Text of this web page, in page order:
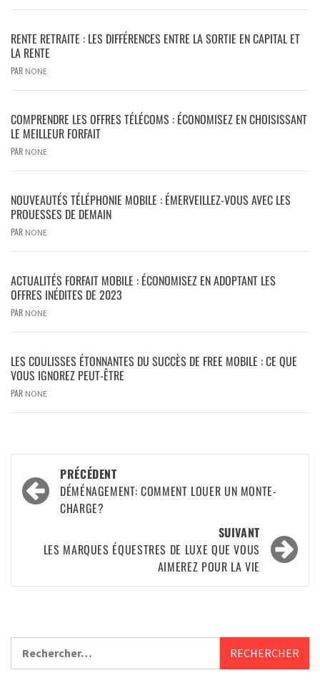
RENTE RETRAITE : LES DIFFÉRENCES ENTRE LA SORTIE EN CAPITAL ET
LA RENTE
PAR NONE
COMPRENDRE LES OFFRES TÉLÉCOMS : ÉCONOMISEZ EN CHOISISSANT
LE MEILLEUR FORFAIT
PAR NONE
NOUVEAUTÉS TÉLÉPHONIE MOBILE : ÉMERVEILLEZ-VOUS AVEC LES
PROUESSES DE DEMAIN
PAR NONE
ACTUALITÉS FORFAIT MOBILE : ÉCONOMISEZ EN ADOPTANT LES
OFFRES INÉDITES DE 2023
PAR NONE
LES COULISSES ÉTONNANTES DU SUCCÈS DE FREE MOBILE : CE QUE
VOUS IGNOREZ PEUT-ÊTRE
PAR NONE
PRÉCÉDENT
DÉMÉNAGEMENT: COMMENT LOUER UN MONTE-
CHARGE?
SUIVANT
LES MARQUES ÉQUESTRES DE LUXE QUE VOUS
AIMEREZ POUR LA VIE